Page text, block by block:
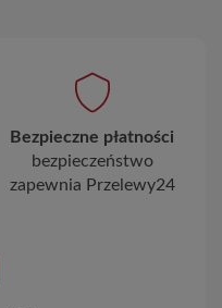
Bezpieczne płatności
bezpieczeństwo
zapewnia Przelewy24